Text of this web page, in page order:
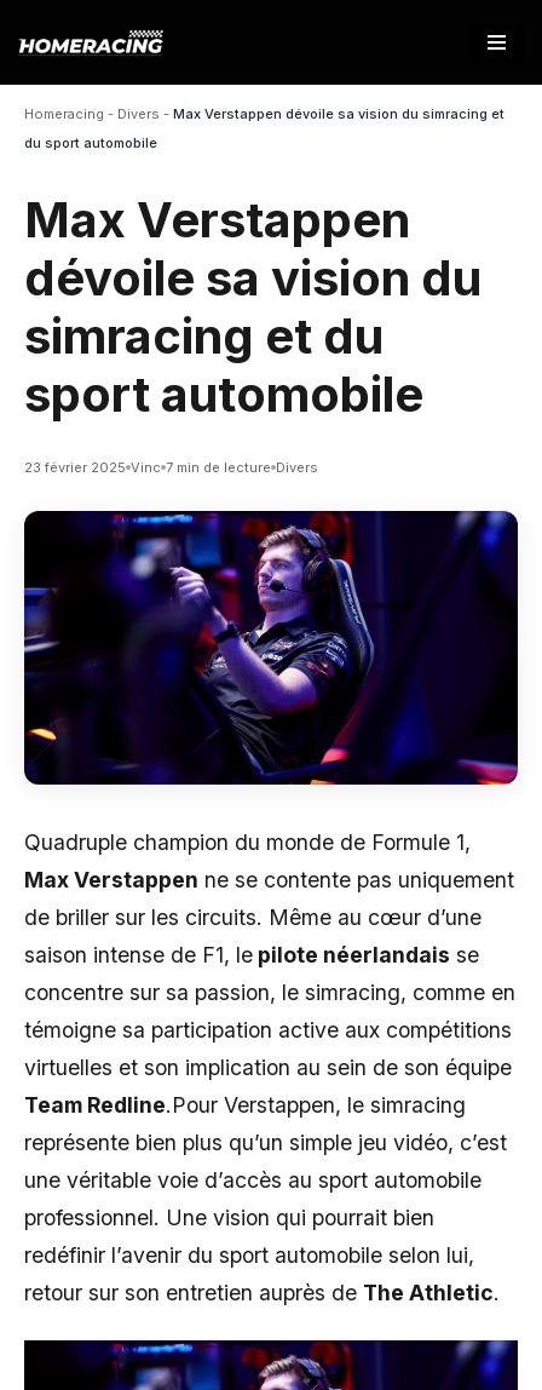
contenu
Homeracing - Divers - Max Verstappen dévoile sa vision du simracing et
du sport automobile
Max Verstappen
dévoile sa vision du
simracing et du
sport automobile
23 février 2025 Vinc 7 min de lecture Divers
Quadruple champion du monde de Formule 1,
Max Verstappen ne se contente pas uniquement
de briller sur les circuits. Même au cœur d’une
saison intense de F1, le pilote néerlandais se
concentre sur sa passion, le simracing, comme en
témoigne sa participation active aux compétitions
virtuelles et son implication au sein de son équipe
Team Redline.Pour Verstappen, le simracing
représente bien plus qu’un simple jeu vidéo, c’est
une véritable voie d’accès au sport automobile
professionnel. Une vision qui pourrait bien
redéfinir l’avenir du sport automobile selon lui,
retour sur son entretien auprès de The Athletic.